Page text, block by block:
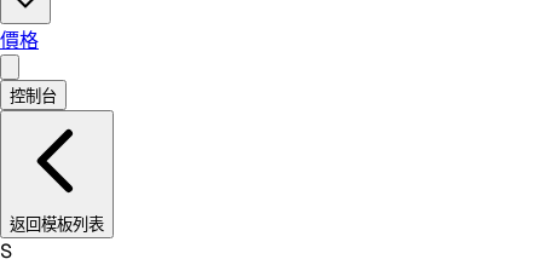
價格
控制台
返回模板列表
S